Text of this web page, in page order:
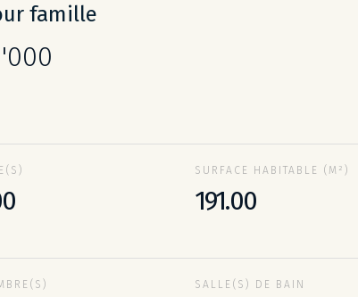
famille
SURFACE HABITABLE (M²)
191.00
SALLE(S) DE BAIN